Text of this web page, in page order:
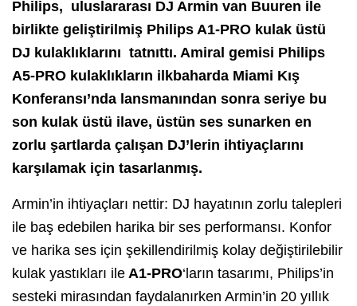
Philips, uluslararası DJ Armin van Buuren ile
birlikte geliştirilmiş Philips A1-PRO kulak üstü
DJ kulaklıklarını tatnıttı. Amiral gemisi Philips
A5-PRO kulaklıkların ilkbaharda Miami Kış
Konferansı’nda lansmanından sonra seriye bu
son kulak üstü ilave, üstün ses sunarken en
zorlu şartlarda çalışan DJ’lerin ihtiyaçlarını
karşılamak için tasarlanmış.
Armin’in ihtiyaçları nettir: DJ hayatının zorlu talepleri
ile baş edebilen harika bir ses performansı. Konfor
ve harika ses için şekillendirilmiş kolay değiştirilebilir
kulak yastıkları ile A1-PRO‘ların tasarımı, Philips’in
sesteki mirasından faydalanırken Armin’in 20 yıllık